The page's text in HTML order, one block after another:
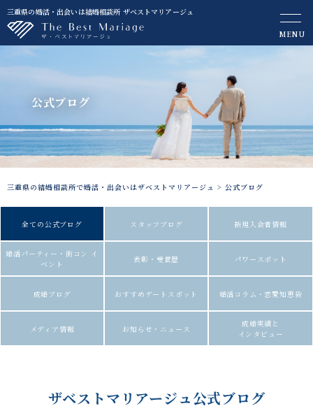
三重県の婚活・出会いは結婚相談所 ザベストマリアージュ
MENU
公式ブログ
三重県の結婚相談所で婚活・出会いはザベストマリアージュ > 公式ブログ
全ての公式ブログ スタッフブログ 新規入会者情報
婚活パーティー・街コン イ
ベント
表彰・受賞歴 パワースポット
成婚ブログ おすすめデートスポット 婚活コラム・恋愛知恵袋
メディア情報 お知らせ・ニュース
成婚実績と
インタビュー
ザベストマリアージュ公式ブログ